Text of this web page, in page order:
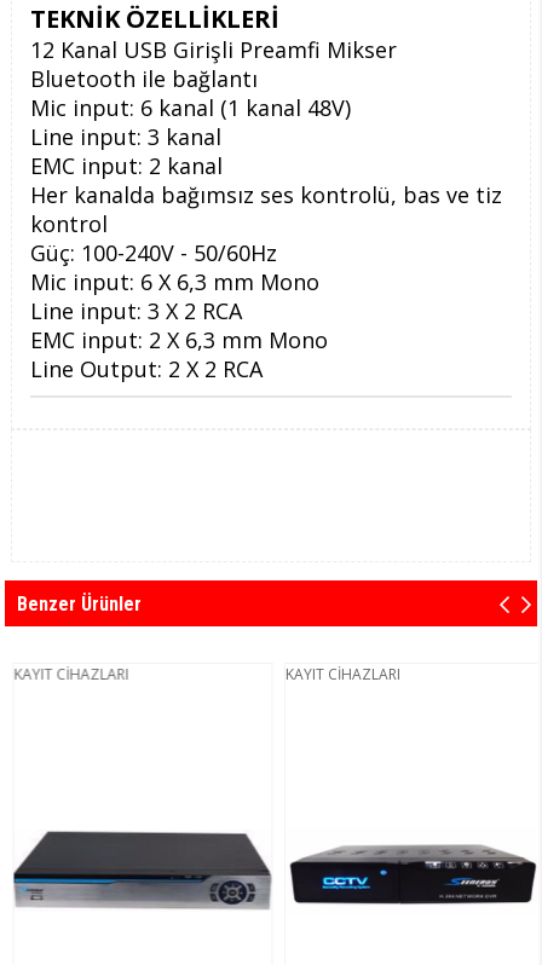
TEKNİK ÖZELLİKLERİ
12 Kanal USB Girişli Preamfi Mikser
Bluetooth ile bağlantı
Mic input: 6 kanal (1 kanal 48V)
Line input: 3 kanal
EMC input: 2 kanal
Her kanalda bağımsız ses kontrolü, bas ve tiz
kontrol
Güç: 100-240V - 50/60Hz
Mic input: 6 X 6,3 mm Mono
Line input: 3 X 2 RCA
EMC input: 2 X 6,3 mm Mono
Line Output: 2 X 2 RCA
Benzer Ürünler
KAYIT CİHAZLARI KAYIT CİHAZLARI